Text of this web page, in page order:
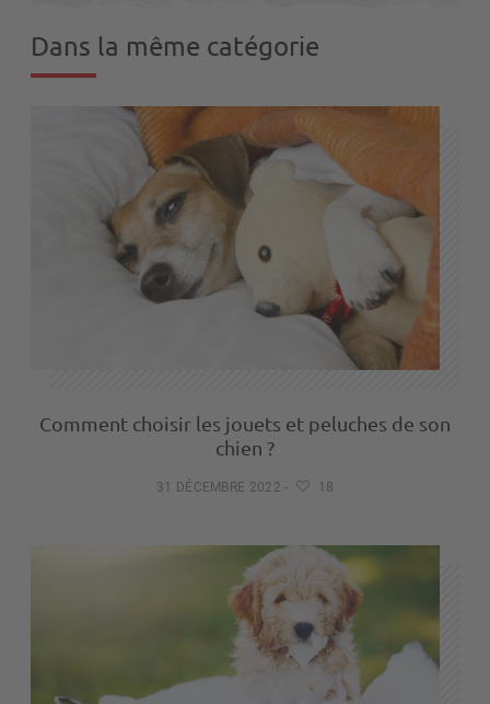
Dans la même catégorie
Comment choisir les jouets et peluches de son
chien ?
31 DÉCEMBRE 2022 - 18